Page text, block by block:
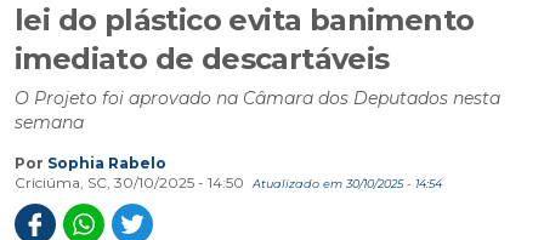
lei do plástico evita banimento
imediato de descartáveis
O Projeto foi aprovado na Câmara dos Deputados nesta
semana
Por Sophia Rabelo
Criciúma, SC, 30/10/2025 - 14:50
Atualizado em 30/10/2025 - 14:54